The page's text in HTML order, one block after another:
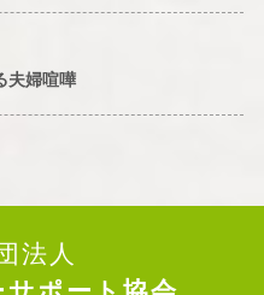
夫婦喧嘩
法人